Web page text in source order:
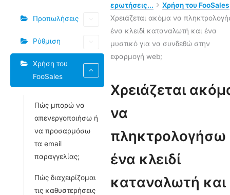
Προπωλήσεις
Ρύθμιση
Χρήση του
FooSales
Πώς μπορώ να
απενεργοποιήσω ή
να προσαρμόσω
τα email
παραγγελίας;
Πώς διαχειρίζομαι
τις καθυστερήσεις
ερωτήσεις...
Χρήση του FooSales
Χρειάζεται ακόμα να
ένα κλειδί καταναλωτή και ένα
μυστικό για να συνδεθώ στην
εφαρμογή web;
Χρειάζεται
να
πληκτρολογήσω
ένα κλειδί
καταναλωτή και
Ετικέτες
στο
Doc